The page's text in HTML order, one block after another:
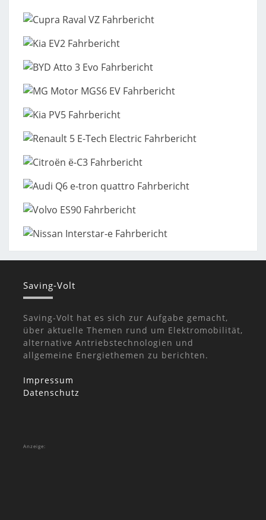
Saving-Volt
Saving-Volt hat es sich zur Aufgabe gemacht,
über aktuelle Themen rund um Elektromobilität,
alternative Antriebstechnologien und
allgemeine Energiethemen zu berichten.
Impressum
Datenschutz
Anzeige: